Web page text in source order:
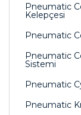
Pneumatic
Kelepçesi
Pneumatic
Pneumatic
Sistemi
Pneumatic
Pneumatic